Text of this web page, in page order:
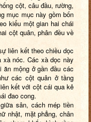
cột, câu đầu, rường,
mục mục này gồm bốn
kiểu một gian hai chái
cột quân, phân đều về
liên kết theo chiều dọc
nóc. Các xà dọc này
mộng ở gần đầu các
các cột quân ở tầng
kết với cột cái qua kẻ
đao cong.
sân, cách mép tiền
nhật, mặt phẳng, chân